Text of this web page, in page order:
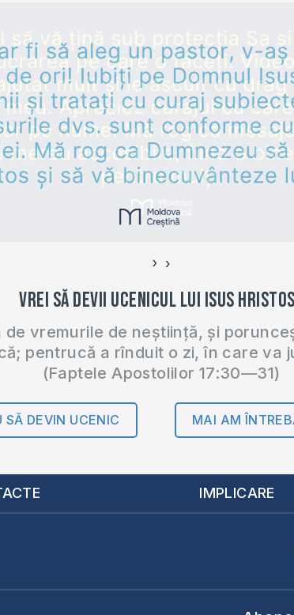
‹ ›
Vrei să devii ucenicul lui Isus
de vremurile de neștiință, și
pentrucă a rînduit o zi, în care va
(Faptele Apostolilor 17:30—31)
SĂ DEVIN UCENIC MAI AM
IMPLICARE